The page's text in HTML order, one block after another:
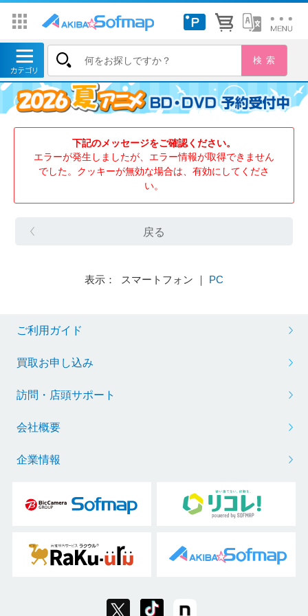
下記のメッセージをご確認ください。
エラーが発生しましたが、エラー情報が取得できません
でした。クッキーが無効な場合は、有効にしてくださ
い。
戻る
表示： スマートフォン ｜ PC
ご利用ガイド
買取お申し込み
訪問・店頭サポート
会社概要
企業情報